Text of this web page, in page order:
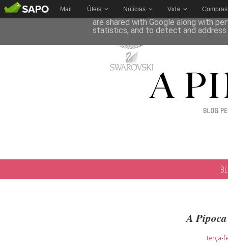
Mail Úteis Notícias Vida Compras
A
terça-
This site uses cookies from Google
are shared with Google along with
statistics, and to detect and address